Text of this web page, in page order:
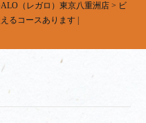
（レガロ）東京八重洲店 > ビ
るコースあります |